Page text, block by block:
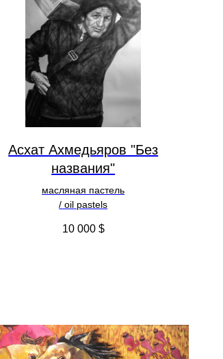
Асхат Ахмедьяров "Без
названия"
масляная пастель
/ oil pastels
10 000 $